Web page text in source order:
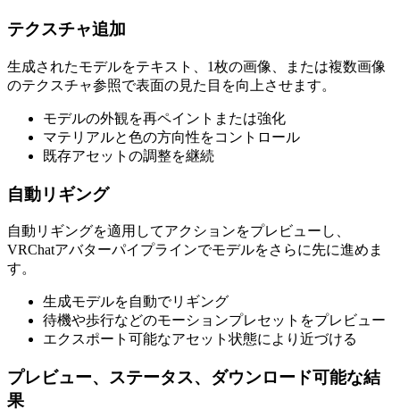
テクスチャ追加
生成されたモデルをテキスト、1枚の画像、または複数画像
のテクスチャ参照で表面の見た目を向上させます。
モデルの外観を再ペイントまたは強化
マテリアルと色の方向性をコントロール
既存アセットの調整を継続
自動リギング
自動リギングを適用してアクションをプレビューし、
VRChatアバターパイプラインでモデルをさらに先に進めま
す。
生成モデルを自動でリギング
待機や歩行などのモーションプレセットをプレビュー
エクスポート可能なアセット状態により近づける
プレビュー、ステータス、ダウンロード可能な結
果